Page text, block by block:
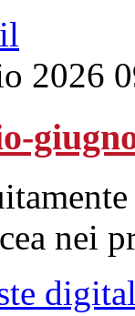
2026
nei